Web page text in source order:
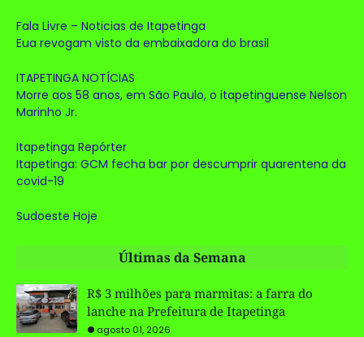
Fala Livre – Noticias de Itapetinga
Eua revogam visto da embaixadora do brasil
ITAPETINGA NOTÍCIAS
Morre aos 58 anos, em São Paulo, o itapetinguense Nelson
Marinho Jr.
Itapetinga Repórter
Itapetinga: GCM fecha bar por descumprir quarentena da
covid-19
Sudoeste Hoje
Últimas da Semana
R$ 3 milhões para marmitas: a farra do
lanche na Prefeitura de Itapetinga
agosto 01, 2026